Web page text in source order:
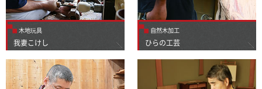
木地玩具
我妻こけし
自然木加工
ひらの工芸